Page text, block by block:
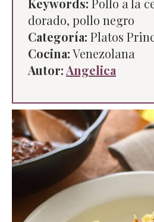
Keywords: Pollo a la
dorado, pollo negro
Categoría: Platos
Cocina:Venezolana
Autor:Angelica